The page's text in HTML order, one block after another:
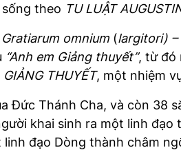
sống theo TU LUẬT
Gratiarum omnium (largitori) –
“Anh em Giảng thuyết”, từ đó
GIẢNG THUYẾT, một nhiệm
Đức Thánh Cha, và còn 38
khai sinh ra một linh đạo
linh đạo Dòng thành châm